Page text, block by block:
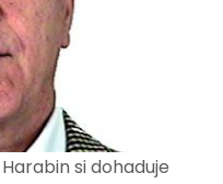
si dohaduje